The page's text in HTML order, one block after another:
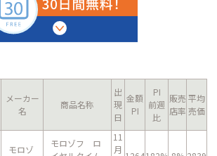
メーカー
名
商品名称
出
現
日
金額
PI
PI
前週
比
販売
店率
平均
売価
モロゾ
モロゾフ ロ
11
月